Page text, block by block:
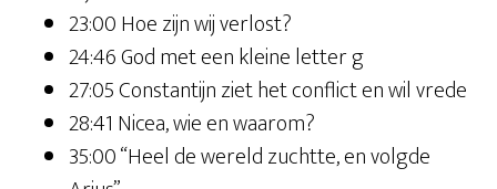
23:00 Hoe zijn wij verlost?
24:46 God met een kleine letter g
27:05 Constantijn ziet het conflict en wil vrede
28:41 Nicea, wie en waarom?
35:00 “Heel de wereld zuchtte, en volgde